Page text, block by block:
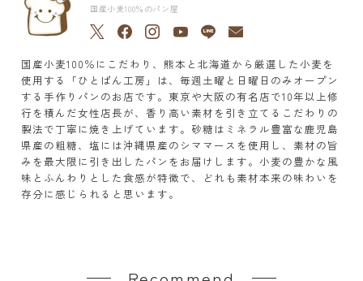
国産小麦100％のパン屋
国産小麦100％にこだわり、熊本と北海道から厳選した小麦を
使用する「ひとぱん工房」は、毎週土曜と日曜日のみオープン
する手作りパンのお店です。東京や大阪の有名店で10年以上修
行を積んだ女性店長が、香り高い素材を引き立てるこだわりの
製法で丁寧に焼き上げています。砂糖はミネラル豊富な鹿児島
県産の粗糖、塩には沖縄県産のシママースを使用し、素材の旨
みを最大限に引き出したパンをお届けします。小麦の豊かな風
味とふんわりとした食感が特徴で、どれも素材本来の味わいを
存分に感じられると思います。